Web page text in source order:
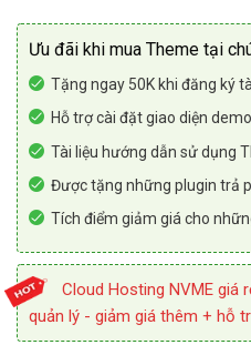
Ưu đãi khi mua Theme tại
Tặng ngay 50K khi đăng ký
Hỗ trợ cài đặt giao diện
Tài liệu hướng dẫn sử dụng
Được tặng những plugin trả
Tích điểm giảm giá cho
Cloud Hosting NVME giá
quản lý - giảm giá thêm + hỗ